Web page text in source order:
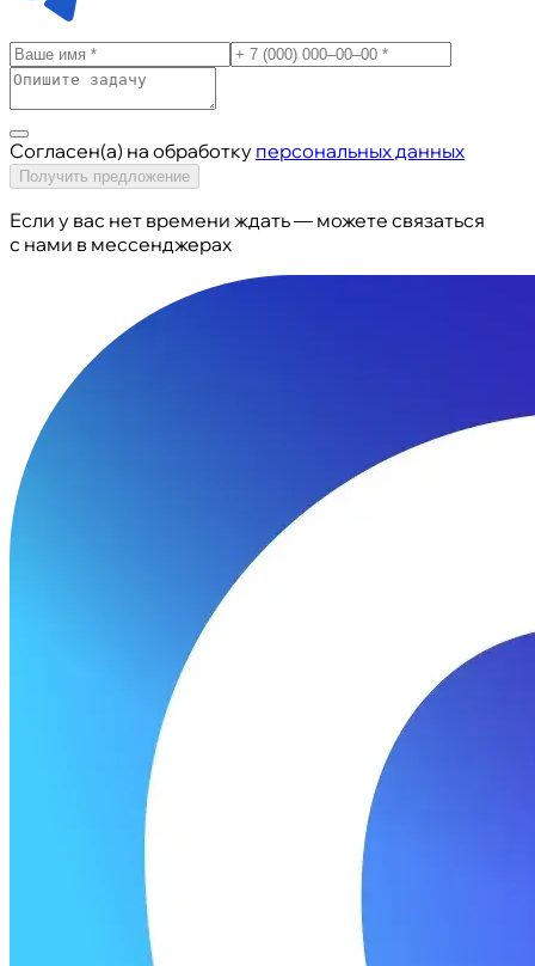
Согласен(а) на обработку персональных данных
Получить предложение
Если у вас нет времени ждать — можете связаться
с нами в мессенджерах